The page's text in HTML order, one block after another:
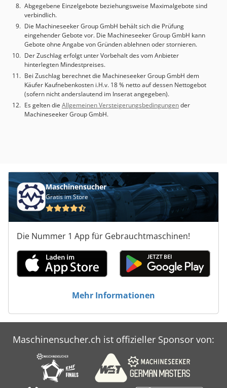
Abgegebene Einzelgebote beziehungsweise Maximalgebote sind
verbindlich.
Die Machineseeker Group GmbH behält sich die Prüfung
eingehender Gebote vor. Die Machineseeker Group GmbH kann
Gebote ohne Angabe von Gründen ablehnen oder stornieren.
Der Zuschlag erfolgt unter Vorbehalt des vom Anbieter
hinterlegten Mindestpreises.
Bei Zuschlag berechnet die Machineseeker Group GmbH dem
Käufer Kaufnebenkosten i.H.v. 18 % netto auf dessen Nettogebot
(sofern nicht anderslautend im Inserat angegeben).
Es gelten die Allgemeinen Versteigerungsbedingungender
Machineseeker Group GmbH.
Maschinensucher
Gratis im Store
Die Nummer 1 App für Gebrauchtmaschinen!
Mehr Informationen
Maschinensucher.ch ist offizieller Sponsor von: